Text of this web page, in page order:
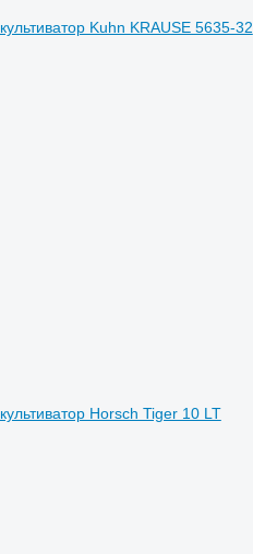
культиватор Kuhn KRAUSE 5635-32
культиватор Horsch Tiger 10 LT